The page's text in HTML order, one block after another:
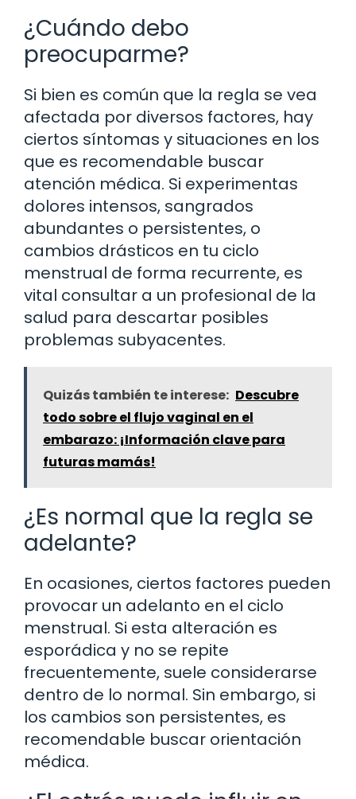
¿Cuándo debo
preocuparme?
Si bien es común que la regla se vea
afectada por diversos factores, hay
ciertos síntomas y situaciones en los
que es recomendable buscar
atención médica. Si experimentas
dolores intensos, sangrados
abundantes o persistentes, o
cambios drásticos en tu ciclo
menstrual de forma recurrente, es
vital consultar a un profesional de la
salud para descartar posibles
problemas subyacentes.
Quizás también te interese: Descubre
todo sobre el flujo vaginal en el
embarazo: ¡Información clave para
futuras mamás!
¿Es normal que la regla se
adelante?
En ocasiones, ciertos factores pueden
provocar un adelanto en el ciclo
menstrual. Si esta alteración es
esporádica y no se repite
frecuentemente, suele considerarse
dentro de lo normal. Sin embargo, si
los cambios son persistentes, es
recomendable buscar orientación
médica.